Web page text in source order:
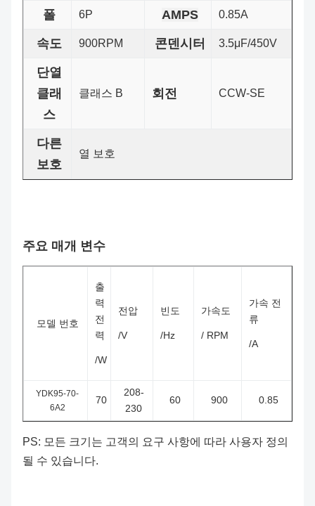
폴 6P AMPS 0.85A
속도 900RPM 콘덴시터 3.5μF/450V
단열
클래
스
클래스 B 회전 CCW-SE
다른
보호
열 보호
주요 매개 변수
모델 번호
출
력
전
력
/W
전압
/V
빈도
/Hz
가속도
/ RPM
가속 전
류
/A
YDK95-70-
6A2
70
208-
230
60 900 0.85
PS: 모든 크기는 고객의 요구 사항에 따라 사용자 정의
될 수 있습니다.